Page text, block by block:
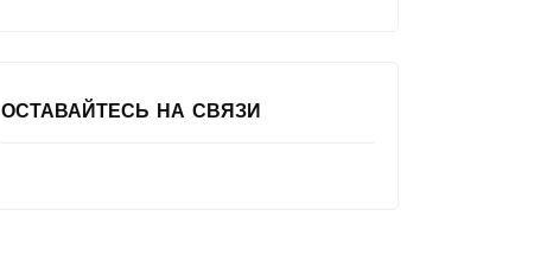
ОСТАВАЙТЕСЬ НА СВЯЗИ